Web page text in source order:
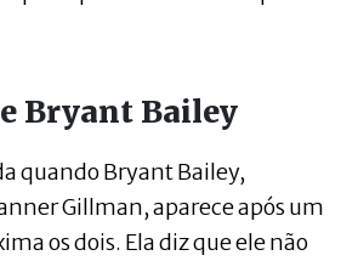
Bryant Bailey
quando Bryant Bailey,
Gillman, aparece após um
os dois. Ela diz que ele não